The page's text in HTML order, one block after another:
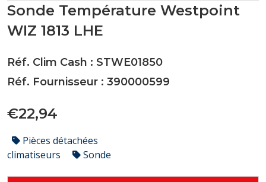
Sonde Température Westpoint
WIZ 1813 LHE
Réf. Clim Cash : STWE01850
Réf. Fournisseur : 390000599
€22,94
Pièces détachées
climatiseurs
Sonde